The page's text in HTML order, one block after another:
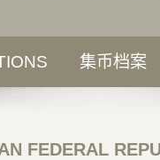
集币档案
FEDERAL